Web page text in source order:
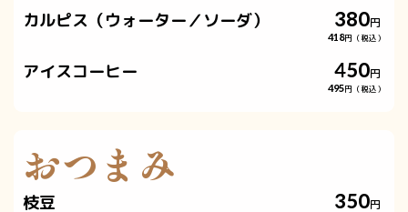
カルピス（ウォーター／ソーダ） 380円
418円（税込）
アイスコーヒー 450円
495円（税込）
おつまみ
枝豆 350円